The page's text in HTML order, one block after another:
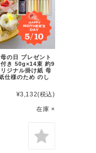
の日 プレゼント
き 50g×14束 約9
ジナル掛け紙 母
仕様のため のし
¥3,132(税込)
在庫 ×